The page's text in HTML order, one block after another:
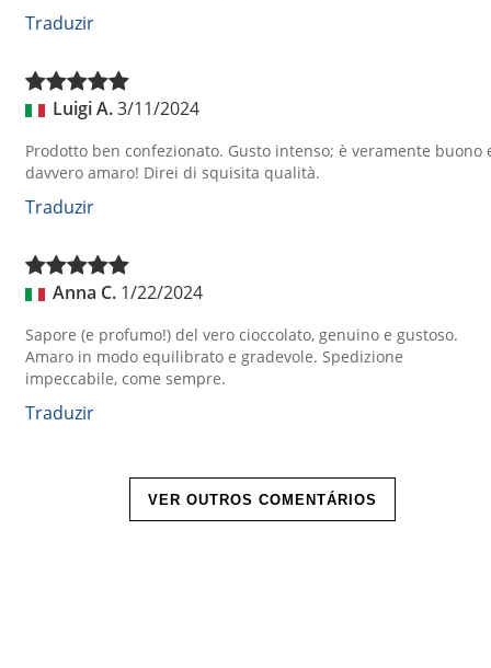
Traduzir
Luigi A.3/11/2024
Prodotto ben confezionato. Gusto intenso; è veramente buono
davvero amaro! Direi di squisita qualità.
Traduzir
Anna C. 1/22/2024
Sapore (e profumo!) del vero cioccolato, genuino e gustoso.
Amaro in modo equilibrato e gradevole. Spedizione
impeccabile, come sempre.
Traduzir
VER OUTROS COMENTÁRIOS